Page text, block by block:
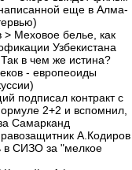
еще в Алма-
> Меховое белье, как
Узбекистана
в чем же истина?
- европеоиды
подписал контракт с
2+2 и вспомнил,
Самарканд
А.Кодиров
в СИЗО за "мелкое